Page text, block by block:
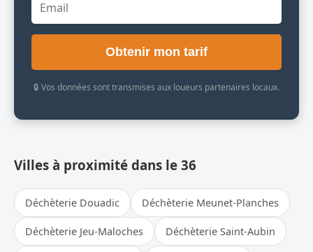
Obtenir mon tarif
🔒 Vos données sont transmises aux loueurs partenaires locaux.
Villes à proximité dans le 36
Déchèterie Douadic Déchèterie Meunet-Planches
Déchèterie Jeu-Maloches Déchèterie Saint-Aubin